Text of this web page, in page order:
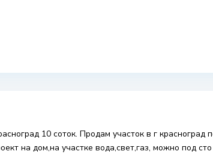
10 соток. Продам участок в г красноград
на дом,на участке вода,свет,газ, можно под